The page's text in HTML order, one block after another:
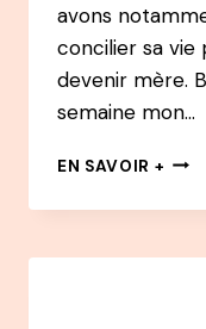
avons
concilier sa vie
devenir mère.
semaine mon…
EN SAVOIR +
–